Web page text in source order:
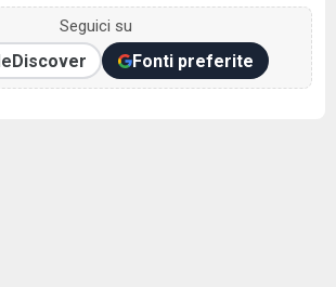
Seguici su
Discover Fonti preferite